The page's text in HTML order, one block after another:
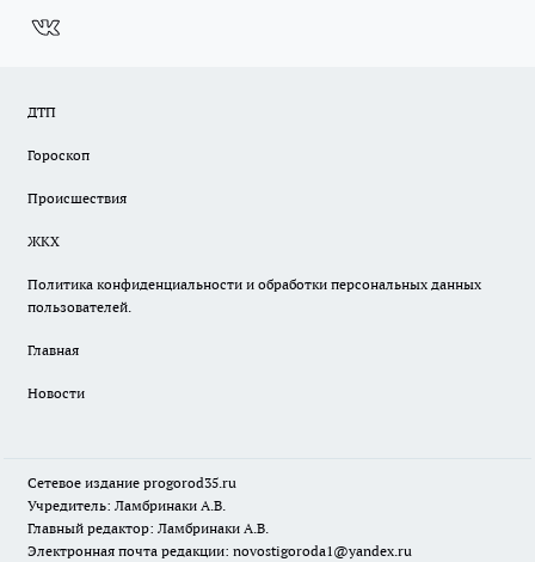
ДТП
Гороскоп
Происшествия
ЖКХ
Политика конфиденциальности и обработки персональных данных
пользователей.
Главная
Новости
Сетевое издание progorod35.ru
Учредитель: Ламбринаки А.В.
Главный редактор: Ламбринаки А.В.
Электронная почта редакции: novostigoroda1@yandex.ru